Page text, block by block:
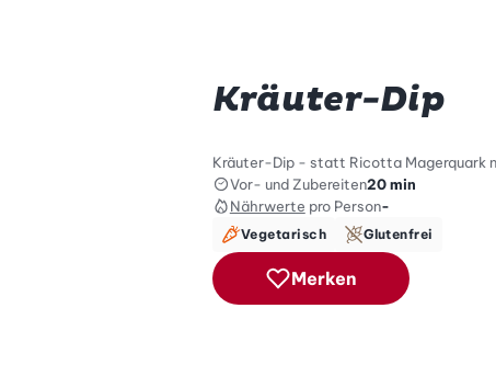
Kräuter-Dip
Kräuter-Dip - statt Ricotta Magerquark
Vor- und Zubereiten20 min
Nährwerte pro Person-
Vegetarisch Glutenfrei
Merken